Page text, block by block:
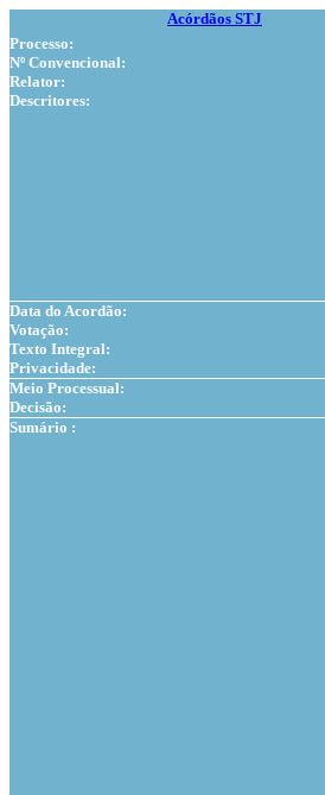
Acórdãos STJ
Processo:
Nº Convencional:
Relator:
Descritores:
Data do Acordão:
Votação:
Texto Integral:
Privacidade:
Meio Processual:
Decisão:
Sumário :